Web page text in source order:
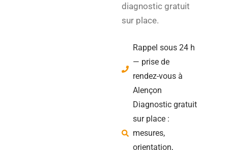
diagnostic gratuit
sur place.
Rappel sous 24 h
— prise de
rendez-vous à
Alençon
Diagnostic gratuit
sur place :
mesures,
orientation,